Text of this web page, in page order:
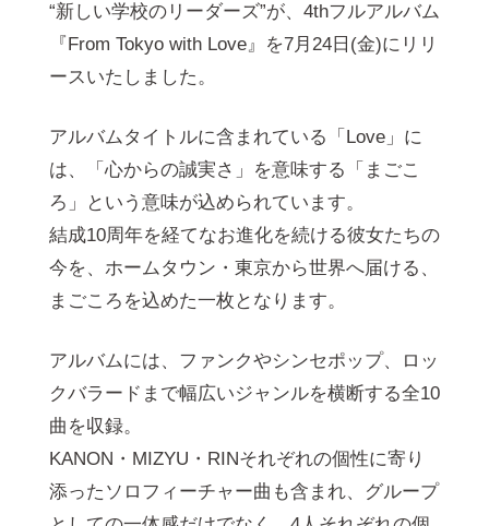
“新しい学校のリーダーズ”が、4thフルアルバム
『From Tokyo with Love』を7月24日(金)にリリ
ースいたしました。
アルバムタイトルに含まれている「Love」に
は、「心からの誠実さ」を意味する「まごこ
ろ」という意味が込められています。
結成10周年を経てなお進化を続ける彼女たちの
今を、ホームタウン・東京から世界へ届ける、
まごころを込めた一枚となります。
アルバムには、ファンクやシンセポップ、ロッ
クバラードまで幅広いジャンルを横断する全10
曲を収録。
KANON・MIZYU・RINそれぞれの個性に寄り
添ったソロフィーチャー曲も含まれ、グループ